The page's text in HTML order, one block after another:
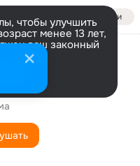
Войти
чтобы улучшить
менее 13 лет,
ваш законный